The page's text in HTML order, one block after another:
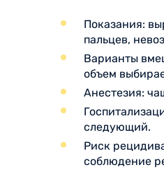
Показания:
пальцев,
Варианты
объем
Анестезия:
следующий.
Риск
соблюдение